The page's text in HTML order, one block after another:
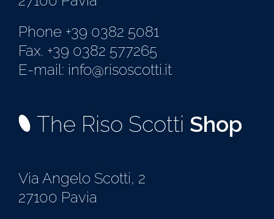
Phone +39 0382 5081
Fax. +39 0382 577265
E-mail: info@risoscotti.it
The Riso Scotti Shop
Via Angelo Scotti, 2
27100 Pavia